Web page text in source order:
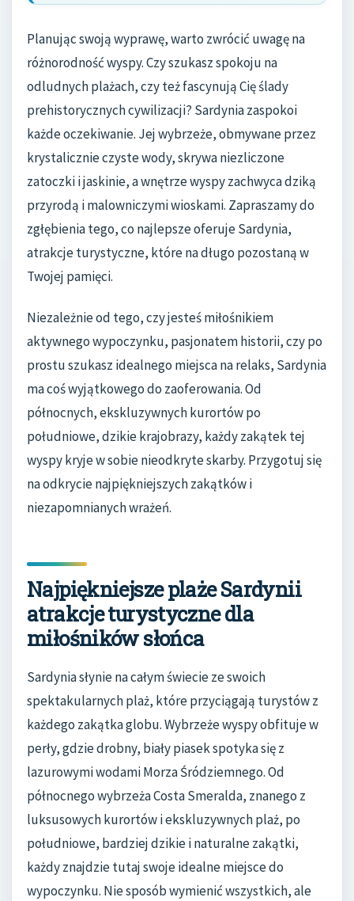
Planując swoją wyprawę, warto zwrócić uwagę na
różnorodność wyspy. Czy szukasz spokoju na
odludnych plażach, czy też fascynują Cię ślady
prehistorycznych cywilizacji? Sardynia zaspokoi
każde oczekiwanie. Jej wybrzeże, obmywane przez
krystalicznie czyste wody, skrywa niezliczone
zatoczki i jaskinie, a wnętrze wyspy zachwyca dziką
przyrodą i malowniczymi wioskami. Zapraszamy do
zgłębienia tego, co najlepsze oferuje Sardynia,
atrakcje turystyczne, które na długo pozostaną w
Twojej pamięci.
Niezależnie od tego, czy jesteś miłośnikiem
aktywnego wypoczynku, pasjonatem historii, czy po
prostu szukasz idealnego miejsca na relaks, Sardynia
ma coś wyjątkowego do zaoferowania. Od
północnych, ekskluzywnych kurortów po
południowe, dzikie krajobrazy, każdy zakątek tej
wyspy kryje w sobie nieodkryte skarby. Przygotuj się
na odkrycie najpiękniejszych zakątków i
niezapomnianych wrażeń.
Najpiękniejsze plaże Sardynii
atrakcje turystyczne dla
miłośników słońca
Sardynia słynie na całym świecie ze swoich
spektakularnych plaż, które przyciągają turystów z
każdego zakątka globu. Wybrzeże wyspy obfituje w
perły, gdzie drobny, biały piasek spotyka się z
lazurowymi wodami Morza Śródziemnego. Od
północnego wybrzeża Costa Smeralda, znanego z
luksusowych kurortów i ekskluzywnych plaż, po
południowe, bardziej dzikie i naturalne zakątki,
każdy znajdzie tutaj swoje idealne miejsce do
wypoczynku. Nie sposób wymienić wszystkich, ale